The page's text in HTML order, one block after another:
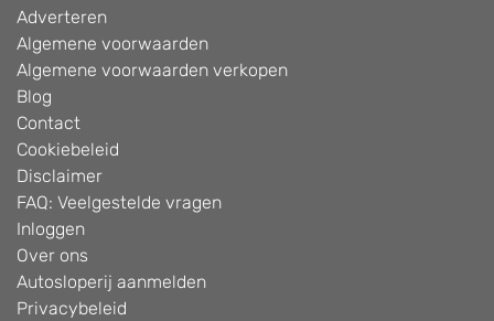
Adverteren
Algemene voorwaarden
Algemene voorwaarden verkopen
Blog
Contact
Cookiebeleid
Disclaimer
FAQ: Veelgestelde vragen
Inloggen
Over ons
Autosloperij aanmelden
Privacybeleid